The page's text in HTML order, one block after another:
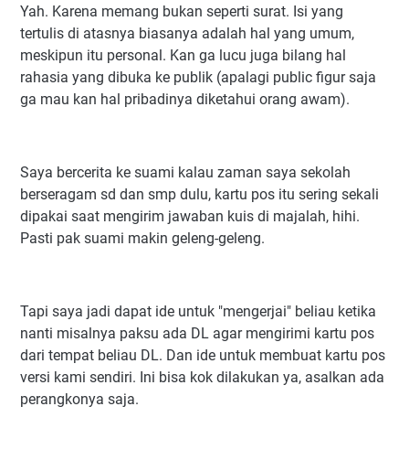
Yah. Karena memang bukan seperti surat. Isi yang
tertulis di atasnya biasanya adalah hal yang umum,
meskipun itu personal. Kan ga lucu juga bilang hal
rahasia yang dibuka ke publik (apalagi public figur saja
ga mau kan hal pribadinya diketahui orang awam).
Saya bercerita ke suami kalau zaman saya sekolah
berseragam sd dan smp dulu, kartu pos itu sering sekali
dipakai saat mengirim jawaban kuis di majalah, hihi.
Pasti pak suami makin geleng-geleng.
Tapi saya jadi dapat ide untuk "mengerjai" beliau ketika
nanti misalnya paksu ada DL agar mengirimi kartu pos
dari tempat beliau DL. Dan ide untuk membuat kartu pos
versi kami sendiri. Ini bisa kok dilakukan ya, asalkan ada
perangkonya saja.